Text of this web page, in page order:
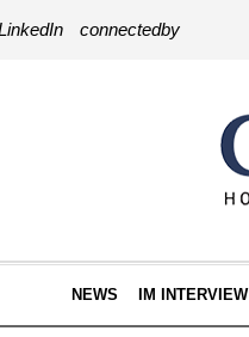
connectedby
NEWS IM INTERVIEW